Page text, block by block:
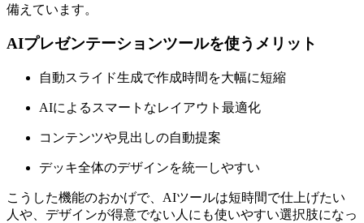
備えています。
AIプレゼンテーションツールを使うメリット
自動スライド生成で作成時間を大幅に短縮
AIによるスマートなレイアウト最適化
コンテンツや見出しの自動提案
デッキ全体のデザインを統一しやすい
こうした機能のおかげで、AIツールは短時間で仕上げたい
人や、デザインが得意でない人にも使いやすい選択肢になっ